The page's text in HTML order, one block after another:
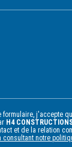
formulaire, j'accepte
H4
et de la relation
consultant notre